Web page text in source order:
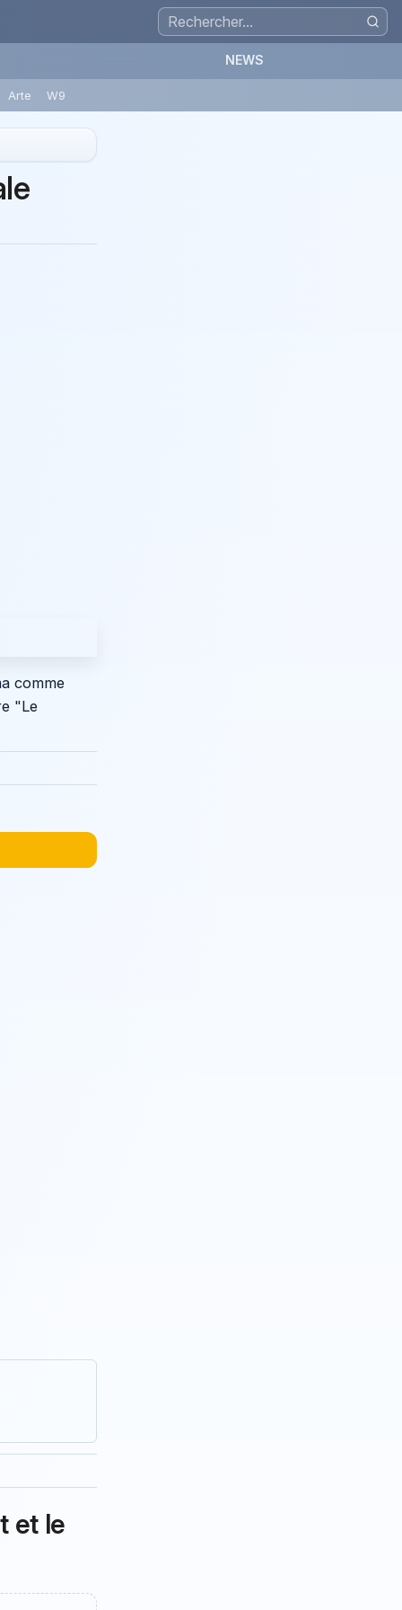
NEWS
Arte W9
comme
"Le
et le